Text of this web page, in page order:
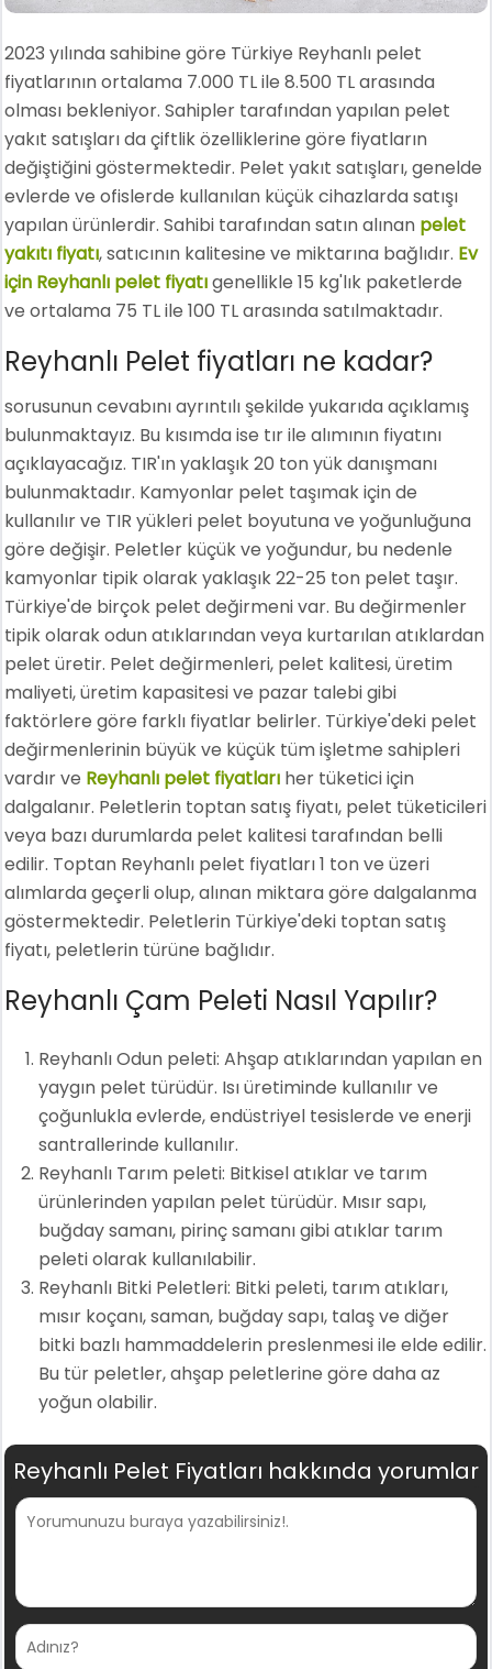
2023 yılında sahibine göre Türkiye Reyhanlı pelet
fiyatlarının ortalama 7.000 TL ile 8.500 TL arasında
olması bekleniyor. Sahipler tarafından yapılan pelet
yakıt satışları da çiftlik özelliklerine göre fiyatların
değiştiğini göstermektedir. Pelet yakıt satışları, genelde
evlerde ve ofislerde kullanılan küçük cihazlarda satışı
yapılan ürünlerdir. Sahibi tarafından satın alınan pelet
yakıtı fiyatı, satıcının kalitesine ve miktarına bağlıdır. Ev
için Reyhanlı pelet fiyatıgenellikle 15 kg'lık paketlerde
ve ortalama 75 TL ile 100 TL arasında satılmaktadır.
Reyhanlı Pelet fiyatları ne kadar?
sorusunun cevabını ayrıntılı şekilde yukarıda açıklamış
bulunmaktayız. Bu kısımda ise tır ile alımının fiyatını
açıklayacağız. TIR'ın yaklaşık 20 ton yük danışmanı
bulunmaktadır. Kamyonlar pelet taşımak için de
kullanılır ve TIR yükleri pelet boyutuna ve yoğunluğuna
göre değişir. Peletler küçük ve yoğundur, bu nedenle
kamyonlar tipik olarak yaklaşık 22-25 ton pelet taşır.
Türkiye'de birçok pelet değirmeni var. Bu değirmenler
tipik olarak odun atıklarından veya kurtarılan atıklardan
pelet üretir. Pelet değirmenleri, pelet kalitesi, üretim
maliyeti, üretim kapasitesi ve pazar talebi gibi
faktörlere göre farklı fiyatlar belirler. Türkiye'deki pelet
değirmenlerinin büyük ve küçük tüm işletme sahipleri
vardır ve Reyhanlı pelet fiyatları her tüketici için
dalgalanır. Peletlerin toptan satış fiyatı, pelet tüketicileri
veya bazı durumlarda pelet kalitesi tarafından belli
edilir. Toptan Reyhanlı pelet fiyatları 1 ton ve üzeri
alımlarda geçerli olup, alınan miktara göre dalgalanma
göstermektedir. Peletlerin Türkiye'deki toptan satış
fiyatı, peletlerin türüne bağlıdır.
Reyhanlı Çam Peleti Nasıl Yapılır?
Reyhanlı Odun peleti: Ahşap atıklarından yapılan en
yaygın pelet türüdür. Isı üretiminde kullanılır ve
çoğunlukla evlerde, endüstriyel tesislerde ve enerji
santrallerinde kullanılır.
Reyhanlı Tarım peleti: Bitkisel atıklar ve tarım
ürünlerinden yapılan pelet türüdür. Mısır sapı,
buğday samanı, pirinç samanı gibi atıklar tarım
peleti olarak kullanılabilir.
Reyhanlı Bitki Peletleri: Bitki peleti, tarım atıkları,
mısır koçanı, saman, buğday sapı, talaş ve diğer
bitki bazlı hammaddelerin preslenmesi ile elde edilir.
Bu tür peletler, ahşap peletlerine göre daha az
yoğun olabilir.
Reyhanlı Pelet Fiyatları hakkında yorumlar